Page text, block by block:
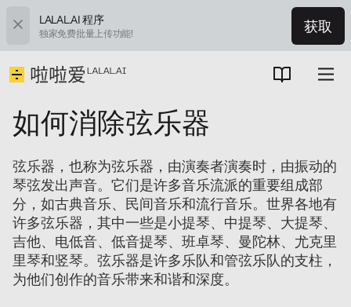
LALAL.AI 程序
独家免费批量上传功能! 获取
如何消除弦乐器
弦乐器，也称为弦乐器，由演奏者演奏时，由振动的
琴弦发出声音。它们是许多音乐流派的重要组成部
分，如古典音乐、民间音乐和流行音乐。世界各地有
许多弦乐器，其中一些是小提琴、中提琴、大提琴、
吉他、电低音、低音提琴、班卓琴、曼陀林、尤克里
里琴和竖琴。弦乐器是许多乐队和管弦乐队的支柱，
为他们创作的音乐带来和谐和深度。